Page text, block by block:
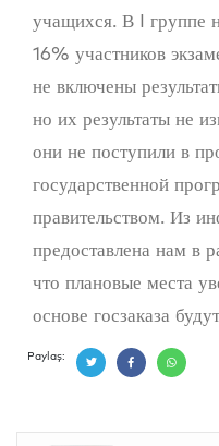
учащихся. В I группе
16% участников
не включены
но их результаты не
они не поступили в
государственной
правительством. Из
предоставлена нам в
что плановые места
основе госзаказа
Paylaş: